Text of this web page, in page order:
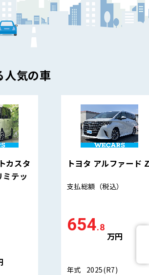
人気の車
カスタ
ミテッ
トヨタ アルファード
支払総額 （税込）
654.8
万円
年式 2025(R7)